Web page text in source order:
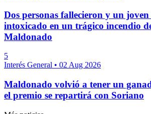
Dos personas fallecieron y un
intoxicado en un trágico incendio
Maldonado
5
Interés General • 02 Aug 2026
Maldonado volvió a tener un
el premio se repartirá con Soriano